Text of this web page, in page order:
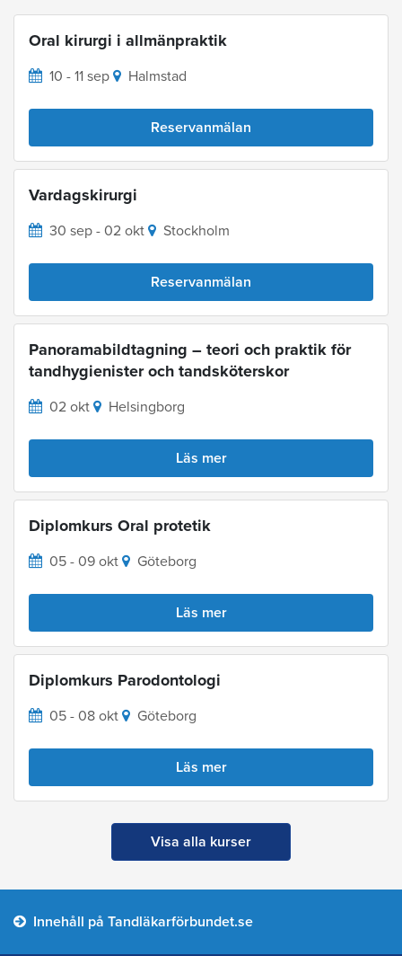
Oral kirurgi i allmänpraktik
10 - 11 sep Halmstad
Reservanmälan
Vardagskirurgi
30 sep - 02 okt Stockholm
Reservanmälan
Panoramabildtagning – teori och praktik för
tandhygienister och tandsköterskor
02 okt Helsingborg
Läs mer
Diplomkurs Oral protetik
05 - 09 okt Göteborg
Läs mer
Diplomkurs Parodontologi
05 - 08 okt Göteborg
Läs mer
Visa alla kurser
Innehåll på Tandläkarförbundet.se